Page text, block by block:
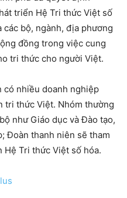
triển Hệ Tri thức Việt số
các bộ, ngành, địa phương
đồng trong việc cung
tri thức cho người Việt.
có nhiều doanh nghiệp
tri thức Việt. Nhóm thường
như Giáo dục và Đào tạo,
Đoàn thanh niên sẽ tham
Tri thức Việt số hóa.